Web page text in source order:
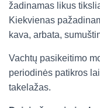
žadinamas likus
Kiekvienas
kava, arbata,
Vachtų pasikeitimo
periodinės patikros
takelažas.